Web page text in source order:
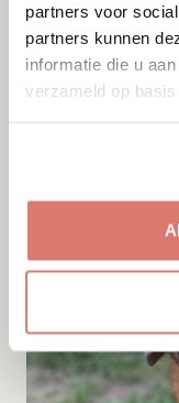
partners voor
partners kunnen
informatie die u
verzameld op
Adoptie
Bambi
Amersfoort